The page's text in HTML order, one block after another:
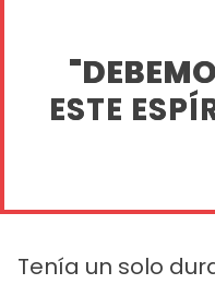
ESTE
Tenía un solo